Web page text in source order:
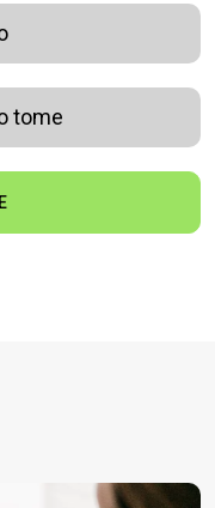
tome